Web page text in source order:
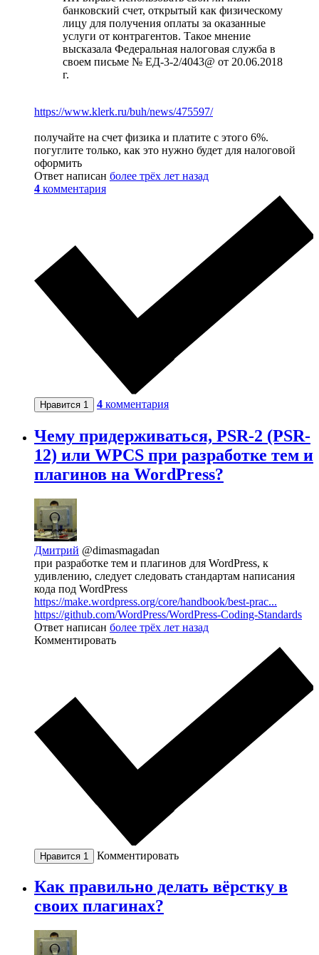
банковский счет, открытый как физическому
лицу для получения оплаты за оказанные
услуги от контрагентов. Такое мнение
высказала Федеральная налоговая служба в
своем письме № ЕД-3-2/4043@ от 20.06.2018
г.
https://www.klerk.ru/buh/news/475597/
получайте на счет физика и платите с этого 6%.
погуглите только, как это нужно будет для налоговой
оформить
Ответ написан более трёх лет назад
4 комментария
Нравится 1 4 комментария
Чему придерживаться, PSR-2 (PSR-
12) или WPCS при разработке тем и
плагинов на WordPress?
Дмитрий @dimasmagadan
при разработке тем и плагинов для WordPress, к
удивлению, следует следовать стандартам написания
кода под WordPress
https://make.wordpress.org/core/handbook/best-prac...
https://github.com/WordPress/WordPress-Coding-Standards
Ответ написан более трёх лет назад
Комментировать
Нравится 1 Комментировать
Как правильно делать вёрстку в
своих плагинах?